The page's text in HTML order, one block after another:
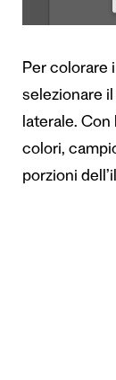
Per colorare
selezionare
laterale. Con
colori,
porzioni